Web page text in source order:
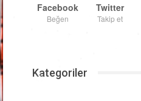
Facebook
Beğen
Twitter
Takip et
Kategoriler